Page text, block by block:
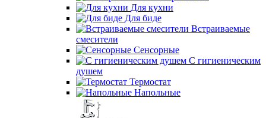
Для кухни
Для биде
Встраиваемые
смесители
Сенсорные
С гигиеническим
душем
Термостат
Напольные